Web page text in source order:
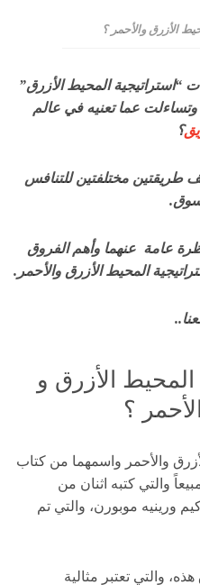
الأزرق والأحمر ؟
المحيط الأزرق”
وتساءلت عما تعنيه في عالم
؟
مختلفتين للتنافس
عامة عنهما وأهم الفروق
المحيط الأزرق والأحمر.
الأزرق و
؟
والأحمر واسمهما من كتاب
والتي كتبه اثنان من
كيم ورينيه موبورن، والتي تم
والتي تعتبر مثالية